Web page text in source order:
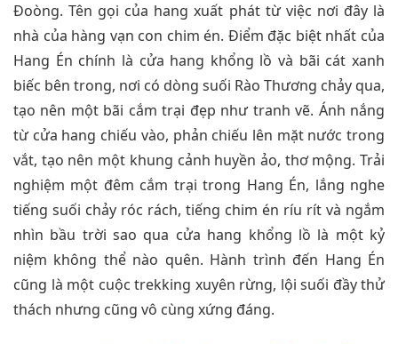
Đoòng. Tên gọi của hang xuất phát từ việc nơi đây là
nhà của hàng vạn con chim én. Điểm đặc biệt nhất của
Hang Én chính là cửa hang khổng lồ và bãi cát xanh
biếc bên trong, nơi có dòng suối Rào Thương chảy qua,
tạo nên một bãi cắm trại đẹp như tranh vẽ. Ánh nắng
từ cửa hang chiếu vào, phản chiếu lên mặt nước trong
vắt, tạo nên một khung cảnh huyền ảo, thơ mộng. Trải
nghiệm một đêm cắm trại trong Hang Én, lắng nghe
tiếng suối chảy róc rách, tiếng chim én ríu rít và ngắm
nhìn bầu trời sao qua cửa hang khổng lồ là một kỷ
niệm không thể nào quên. Hành trình đến Hang Én
cũng là một cuộc trekking xuyên rừng, lội suối đầy thử
thách nhưng cũng vô cùng xứng đáng.